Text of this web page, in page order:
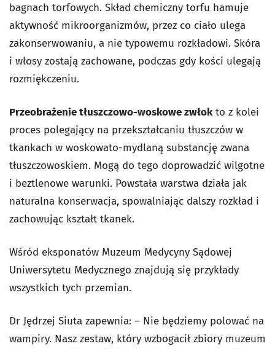
bagnach torfowych. Skład chemiczny torfu hamuje
aktywność mikroorganizmów, przez co ciało ulega
zakonserwowaniu, a nie typowemu rozkładowi. Skóra
i włosy zostają zachowane, podczas gdy kości ulegają
rozmiękczeniu.
Przeobrażenie tłuszczowo-woskowe zwłokto z kolei
proces polegający na przekształcaniu tłuszczów w
tkankach w woskowato-mydlaną substancję zwana
tłuszczowoskiem. Mogą do tego doprowadzić wilgotne
i beztlenowe warunki. Powstała warstwa działa jak
naturalna konserwacja, spowalniając dalszy rozkład i
zachowując kształt tkanek.
Wśród eksponatów Muzeum Medycyny Sądowej
Uniwersytetu Medycznego znajdują się przykłady
wszystkich tych przemian.
Dr Jędrzej Siuta zapewnia: – Nie będziemy polować na
wampiry. Nasz zestaw, który wzbogacił zbiory muzeum